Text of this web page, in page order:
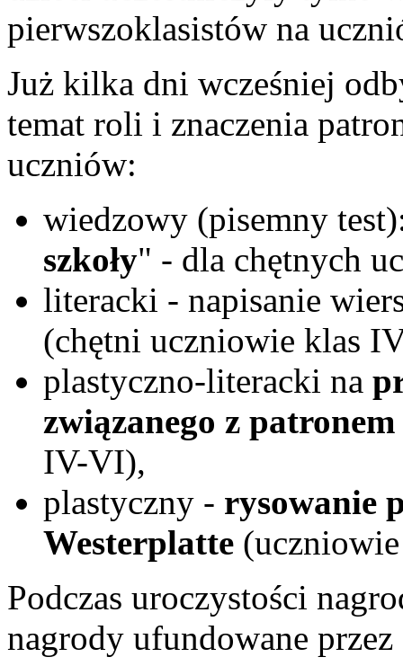
pierwszoklasistów na
Już kilka dni wcześniej
temat roli i znaczenia
uczniów:
wiedzowy (pisemny
szkoły" - dla chętnych
literacki - napisanie
(chętni uczniowie klas
plastyczno-literacki na
związanego z patronem
IV-VI),
plastyczny - rysowanie
Westerplatte
Podczas uroczystości
nagrody ufundowane